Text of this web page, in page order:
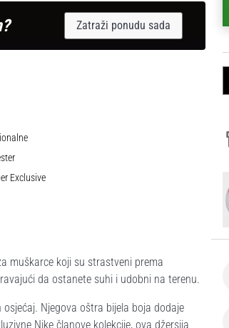
Zatraži ponudu sada
Exclusive
muškarce koji su strastveni prema
da ostanete suhi i udobni na terenu.
Njegova oštra bijela boja dodaje
Nike članove kolekcije, ova džersija